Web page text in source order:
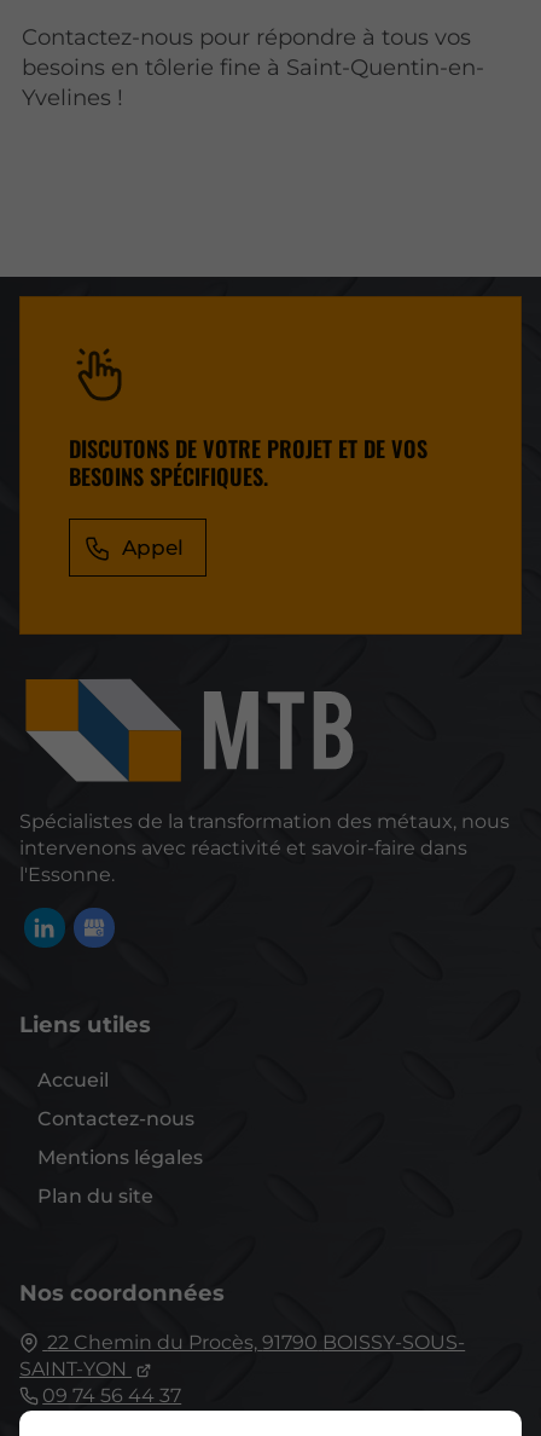
Contactez-nous pour répondre à tous vos
besoins en tôlerie fine à Saint-Quentin-en-
Yvelines !
DISCUTONS DE VOTRE PROJET ET DE VOS
BESOINS SPÉCIFIQUES.
Appel
Spécialistes de la transformation des métaux, nous
intervenons avec réactivité et savoir-faire dans
l'Essonne.
Liens utiles
Accueil
Contactez-nous
Mentions légales
Plan du site
Nos coordonnées
22 Chemin du Procès, 91790 BOISSY-SOUS-
SAINT-YON
09 74 56 44 37